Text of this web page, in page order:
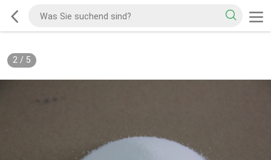
2/ 5